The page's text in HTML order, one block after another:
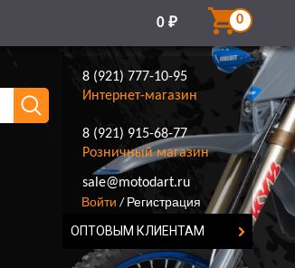
0 ₽ 0
8 (921) 777-10-95
Интернет-магазин
8 (921) 915-68-77
Розничный магазин
8 (921) 777-10-95
sale@motodart.ru
Войти / Регистрация
ОПТОВЫМ КЛИЕНТАМ